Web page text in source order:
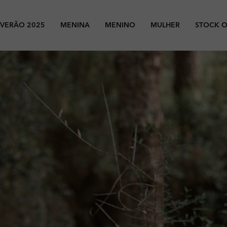
VERÃO 2025 MENINA MENINO MULHER STOCK